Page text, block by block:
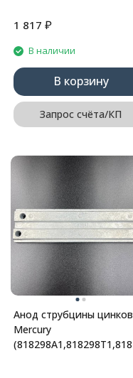
1 817 ₽
В наличии
В корзину
Запрос счёта/КП
Анод струбцины
Mercury